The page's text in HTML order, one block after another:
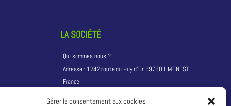
Gérer le consentement aux cookies
LA SOCIÉTÉ
Qui sommes nous ?
Adresse : 1242 route du Puy d’Or 69760 LIMONEST –
France